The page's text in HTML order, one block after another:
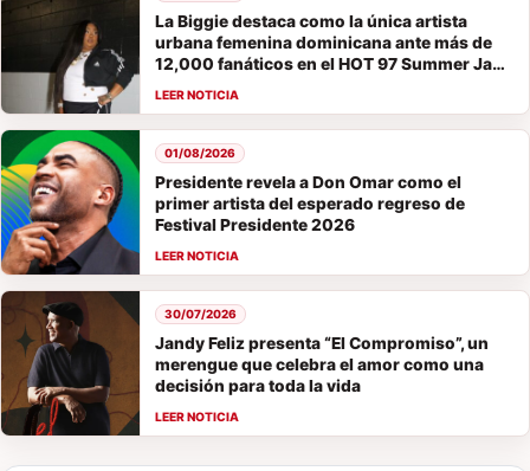
La Biggie destaca como la única artista
urbana femenina dominicana ante más de
12,000 fanáticos en el HOT 97 Summer Jam
Presidente revela a Don Omar como el
primer artista del esperado regreso de
Festival Presidente 2026
01/08/2026
Jandy Feliz presenta “El Compromiso”, un
merengue que celebra el amor como una
decisión para toda la vida
30/07/2026